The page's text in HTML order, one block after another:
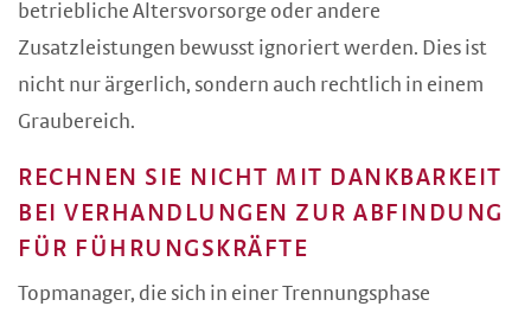
betriebliche Altersvorsorge oder andere
Zusatzleistungen bewusst ignoriert werden. Dies ist
nicht nur ärgerlich, sondern auch rechtlich in einem
Graubereich.
RECHNEN SIE NICHT MIT DANKBARKEIT
BEI VERHANDLUNGEN ZUR ABFINDUNG
FÜR FÜHRUNGSKRÄFTE
Topmanager, die sich in einer Trennungsphase